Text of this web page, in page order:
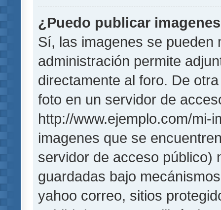
¿Puedo publicar
Sí, las imagenes se pueden
administración permite
directamente al foro. De
foto en un servidor de
http://www.ejemplo.com/mi-
imagenes que se
servidor de acceso público)
guardadas bajo
yahoo correo, sitios